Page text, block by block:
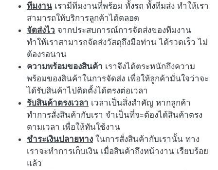
ทีมงาน เรามีทีมงานที่พร้อม ทั้งรถ ทั้งทีมส่ง ทำให้เรา
สามารถให้บริการลูกค้าได้ตลอด
จัดส่งไว จากประสบการณ์การจัดส่งของทีมงาน
ทำให้เราสามารถจัดส่งวัสดุถึงมือท่าน ได้รวดเร็ว ไม่
ต้องรอนาน
ความพร้อมของสินค้า เราจึงได้ตระหนักถึงความ
พร้อมของสินค้าในการจัดส่ง เพื่อให้ลูกค้ามั่นใจว่าจะ
ได้รับสินค้าไปติดตั้งได้ตรงต่อเวลา
รับสินค้าตรงเวลา เวลาเป็นสิ่งสำคัญ หากลูกค้า
ทำการสั่งสินค้ากับเรา จำเป็นที่จะต้องได้สินค้าตรง
ตามเวลา เพื่อให้ทันใช้งาน
ชำระเงินปลายทาง ในการสั่งสินค้ากับเรานั้น ทาง
เราจะทำการเก็บเงิน เมื่อสินค้าถึงหน้างาน เรียบร้อย
แล้ว